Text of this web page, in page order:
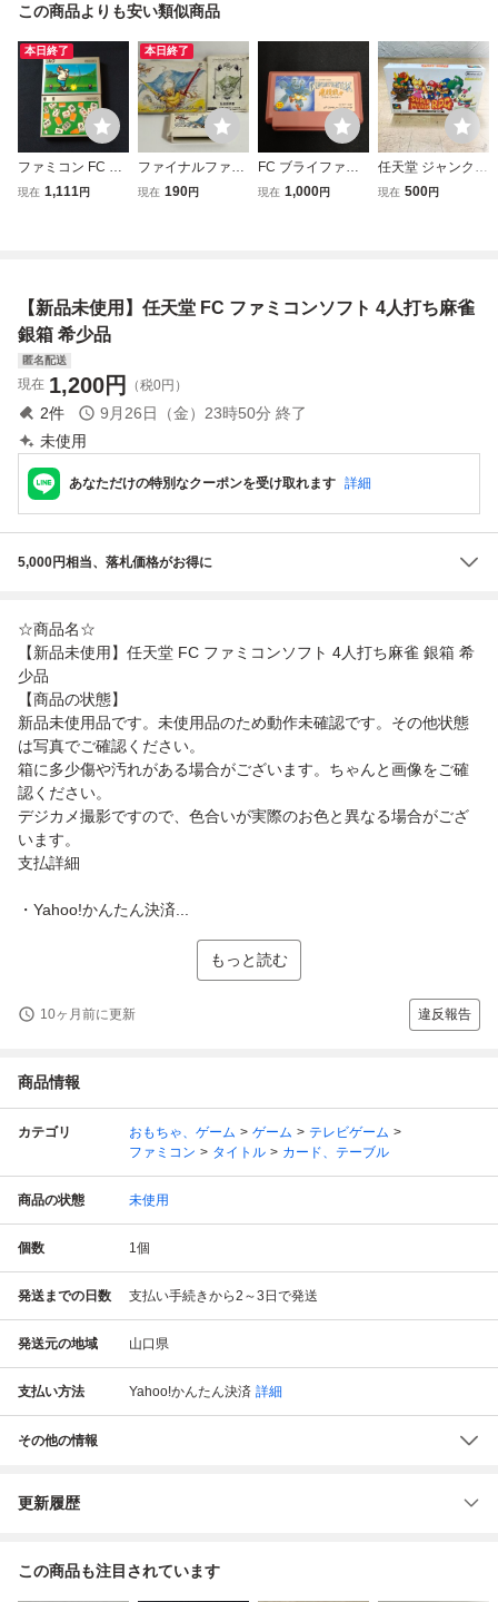
この商品よりも安い類似商品
本日終了
ファミコン FC 銀
箱カセット2本ま
現在 1,111円
本日終了
ファイナルファン
タジー3 任天
現在 190円
FC ブライファイ
ター ソフトのみ
現在 1,000円
任天堂 ジャンク
スーパーファミコ
現在 500円
【新品未使用】任天堂 FC ファミコンソフト 4人打ち麻雀
銀箱 希少品
匿名配送
現在 1,200円 （税0円）
2件 9月26日（金）23時50分 終了
未使用
あなただけの特別なクーポンを受け取れます 詳細
5,000円相当、落札価格がお得に
☆商品名☆
【新品未使用】任天堂 FC ファミコンソフト 4人打ち麻雀 銀箱 希
少品
【商品の状態】
新品未使用品です。未使用品のため動作未確認です。その他状態
は写真でご確認ください。
箱に多少傷や汚れがある場合がございます。ちゃんと画像をご確
認ください。
デジカメ撮影ですので、色合いが実際のお色と異なる場合がござ
います。
支払詳細
・Yahoo!かんたん決済...
もっと読む
10ヶ月前に更新 違反報告
商品情報
カテゴリ おもちゃ、ゲーム ゲーム
テレビゲーム
ファミコン
タイトル カード、テーブル
商品の状態 未使用
個数 1個
発送までの日数 支払い手続きから2～3日で発送
発送元の地域 山口県
支払い方法 Yahoo!かんたん決済 詳細
その他の情報
更新履歴
この商品も注目されています